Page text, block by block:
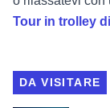
Tour in trolley
DA VISITARE